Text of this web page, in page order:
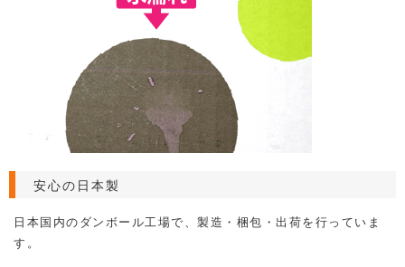
安心の日本製
日本国内のダンボール工場で、製造・梱包・出荷を行っていま
す。